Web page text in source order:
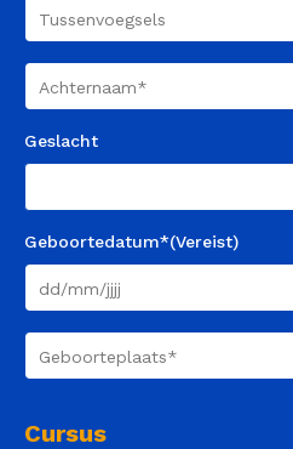
Tussenvoegsels
Achternaam
Geslacht
Geboortedatum*(Vereist)
DD
slash
MM
Geboorteplaats
Cursus